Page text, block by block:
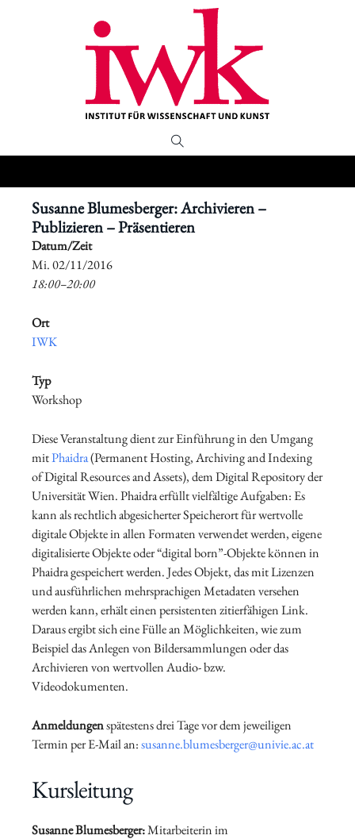
Susanne Blumesberger: Archivieren –
Publizieren – Präsentieren
Datum/Zeit
​Mi. 02/11/2016
18:00–20:00
Ort
IWK
Typ
Workshop
Diese Veranstaltung dient zur Einführung in den Umgang
mitPhaidra(Permanent Hosting, Archiving and Indexing
of Digital Resources and Assets), dem Digital Repository der
Universität Wien. Phaidra erfüllt vielfältige Aufgaben: Es
kann als rechtlich abgesicherter Speicherort für wertvolle
digitale Objekte in allen Formaten verwendet werden, eigene
digitalisierte Objekte oder “digital born”-Objekte können in
Phaidra gespeichert werden. Jedes Objekt, das mit Lizenzen
und ausführlichen mehrsprachigen Metadaten versehen
werden kann, erhält einen persistenten zitierfähigen Link.
Daraus ergibt sich eine Fülle an Möglichkeiten, wie zum
Beispiel das Anlegen von Bildersammlungen oder das
Archivieren von wertvollen Audio- bzw.
Videodokumenten.
Anmeldungenspätestens drei Tage vor dem jeweiligen
Termin per E-Mail an:susanne.blumesberger@univie.ac.at
Kursleitung
Susanne Blumesberger:Mitarbeiterin im